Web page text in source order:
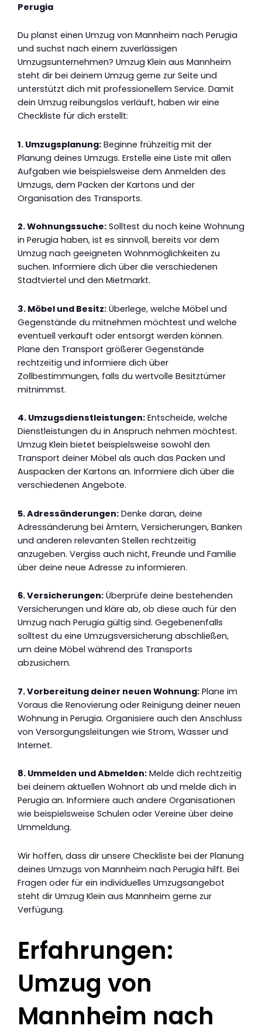
Perugia
Du planst einen Umzug von Mannheim nach Perugia
und suchst nach einem zuverlässigen
Umzugsunternehmen? Umzug Klein aus Mannheim
steht dir bei deinem Umzug gerne zur Seite und
unterstützt dich mit professionellem Service. Damit
dein Umzug reibungslos verläuft, haben wir eine
Checkliste für dich erstellt:
1. Umzugsplanung: Beginne frühzeitig mit der
Planung deines Umzugs. Erstelle eine Liste mit allen
Aufgaben wie beispielsweise dem Anmelden des
Umzugs, dem Packen der Kartons und der
Organisation des Transports.
2. Wohnungssuche: Solltest du noch keine Wohnung
in Perugia haben, ist es sinnvoll, bereits vor dem
Umzug nach geeigneten Wohnmöglichkeiten zu
suchen. Informiere dich über die verschiedenen
Stadtviertel und den Mietmarkt.
3. Möbel und Besitz: Überlege, welche Möbel und
Gegenstände du mitnehmen möchtest und welche
eventuell verkauft oder entsorgt werden können.
Plane den Transport größerer Gegenstände
rechtzeitig und informiere dich über
Zollbestimmungen, falls du wertvolle Besitztümer
mitnimmst.
4. Umzugsdienstleistungen: Entscheide, welche
Dienstleistungen du in Anspruch nehmen möchtest.
Umzug Klein bietet beispielsweise sowohl den
Transport deiner Möbel als auch das Packen und
Auspacken der Kartons an. Informiere dich über die
verschiedenen Angebote.
5. Adressänderungen: Denke daran, deine
Adressänderung bei Ämtern, Versicherungen, Banken
und anderen relevanten Stellen rechtzeitig
anzugeben. Vergiss auch nicht, Freunde und Familie
über deine neue Adresse zu informieren.
6. Versicherungen: Überprüfe deine bestehenden
Versicherungen und kläre ab, ob diese auch für den
Umzug nach Perugia gültig sind. Gegebenenfalls
solltest du eine Umzugsversicherung abschließen,
um deine Möbel während des Transports
abzusichern.
7. Vorbereitung deiner neuen Wohnung: Plane im
Voraus die Renovierung oder Reinigung deiner neuen
Wohnung in Perugia. Organisiere auch den Anschluss
von Versorgungsleitungen wie Strom, Wasser und
Internet.
8. Ummelden und Abmelden: Melde dich rechtzeitig
bei deinem aktuellen Wohnort ab und melde dich in
Perugia an. Informiere auch andere Organisationen
wie beispielsweise Schulen oder Vereine über deine
Ummeldung.
Wir hoffen, dass dir unsere Checkliste bei der Planung
deines Umzugs von Mannheim nach Perugia hilft. Bei
Fragen oder für ein individuelles Umzugsangebot
steht dir Umzug Klein aus Mannheim gerne zur
Verfügung.
Erfahrungen:
Umzug von
Mannheim nach